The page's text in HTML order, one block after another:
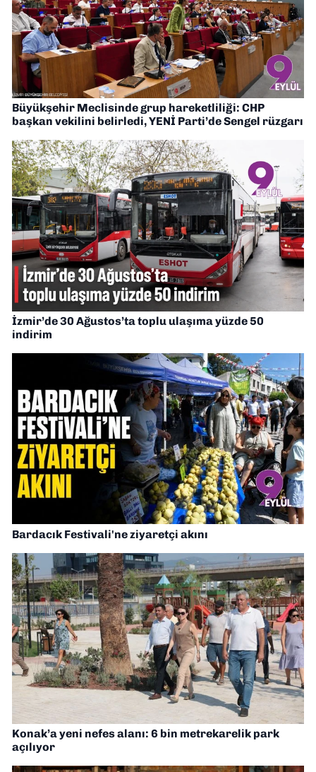
Büyükşehir Meclisinde grup hareketliliği: CHP
başkan vekilini belirledi, YENİ Parti’de Sengel rüzgarı
İzmir’de 30 Ağustos’ta toplu ulaşıma yüzde 50
indirim
Bardacık Festivali'ne ziyaretçi akını
Konak’a yeni nefes alanı: 6 bin metrekarelik park
açılıyor